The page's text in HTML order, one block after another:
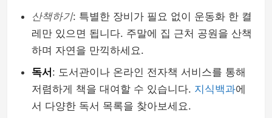
산책하기: 특별한 장비가 필요 없이 운동화 한 켤
레만 있으면 됩니다. 주말에 집 근처 공원을 산책
하며 자연을 만끽하세요.
독서 : 도서관이나 온라인 전자책 서비스를 통해
저렴하게 책을 대여할 수 있습니다. 지식백과에
서 다양한 독서 목록을 찾아보세요.